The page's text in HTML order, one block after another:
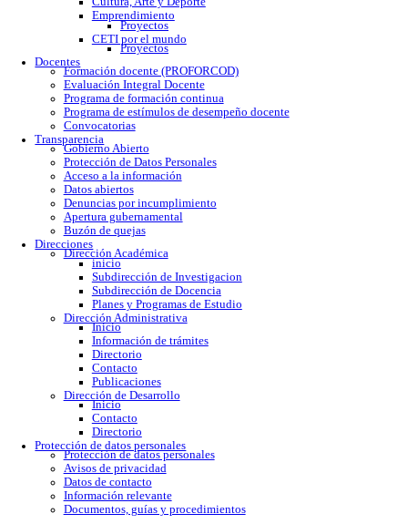
Trámites escolares
Colomos
Tonalá
Río Santiago
Reglamento
Becas
Servicio social
Prácticas profesionales
Egresados
Proceso de titulación
Bolsa de trabajo
Experiencia Universitaria
Cultura, Arte y Deporte
Emprendimiento
CETI por el mundo
Proyectos
Docentes
Formación docente (PROFORCOD)
Evaluación Integral Docente
Programa de formación continua
Programa de estímulos de desempeño docente
Convocatorias
Transparencia
Gobierno Abierto
Protección de Datos Personales
Acceso a la información
Datos abiertos
Denuncias por incumplimiento
Apertura gubernamental
Buzón de quejas
Direcciones